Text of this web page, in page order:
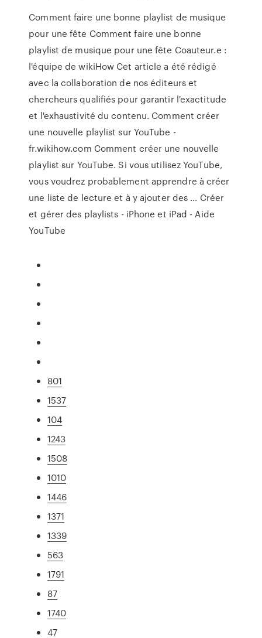
Comment faire une bonne playlist de musique
pour une fête Comment faire une bonne
playlist de musique pour une fête Coauteur.e :
l'équipe de wikiHow Cet article a été rédigé
avec la collaboration de nos éditeurs et
chercheurs qualifiés pour garantir l'exactitude
et l'exhaustivité du contenu. Comment créer
une nouvelle playlist sur YouTube -
fr.wikihow.com Comment créer une nouvelle
playlist sur YouTube. Si vous utilisez YouTube,
vous voudrez probablement apprendre à créer
une liste de lecture et à y ajouter des ... Créer
et gérer des playlists - iPhone et iPad - Aide
YouTube
801
1537
104
1243
1508
1010
1446
1371
1339
563
1791
87
1740
47